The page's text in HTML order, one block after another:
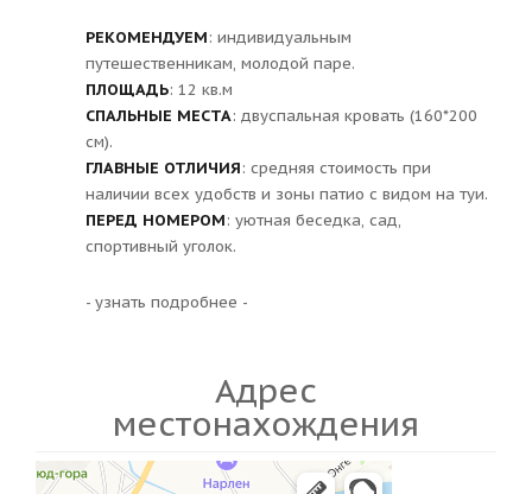
РЕКОМЕНДУЕМ: индивидуальным
путешественникам, молодой паре.
ПЛОЩАДЬ: 12 кв.м
СПАЛЬНЫЕ МЕСТА: двуспальная кровать (160*200
см).
ГЛАВНЫЕ ОТЛИЧИЯ: средняя стоимость при
наличии всех удобств и зоны патио с видом на туи.
ПЕРЕД НОМЕРОМ: уютная беседка, сад,
спортивный уголок.
- узнать подробнее -
Адрес
местонахождения